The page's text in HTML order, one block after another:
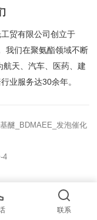
贸有限公司创立于
我们在聚氨酯领域不断
航天、汽车、医药、建
业服务达30余年。
醚_BDMAEE_发泡催化
4
联系